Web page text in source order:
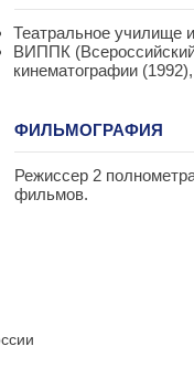
Театральное училище
ВИППК (Всероссийский
кинематографии
ФИЛЬМОГРАФИЯ
Режиссер 2
фильмов.